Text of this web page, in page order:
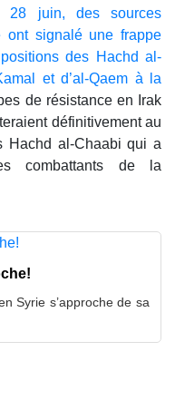
juin, des sources
ont signalé une frappe
des Hachd al-
et d’al-Qaem à la
de résistance en Irak
définitivement au
Hachd al-Chaabi qui a
combattants de la
Syrie s’approche de sa